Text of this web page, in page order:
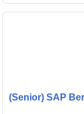
(Senior) SAP